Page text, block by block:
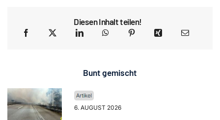
Diesen Inhalt teilen!
Bunt gemischt
6. AUGUST 2026